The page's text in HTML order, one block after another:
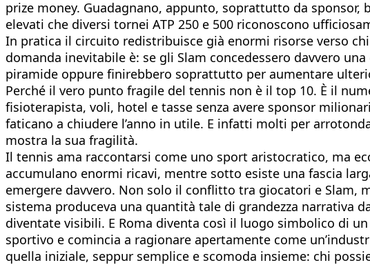
prize money. Guadagnano, appunto, soprattutto da
elevati che diversi tornei ATP 250 e 500 riconoscono
In pratica il circuito redistribuisce già enormi risorse verso
domanda inevitabile è: se gli Slam concedessero davvero
piramide oppure finirebbero soprattutto per aumentare
Perché il vero punto fragile del tennis non è il top 10. È il
fisioterapista, voli, hotel e tasse senza avere sponsor
faticano a chiudere l’anno in utile. E infatti molti per
mostra la sua fragilità.
Il tennis ama raccontarsi come uno sport aristocratico, ma
accumulano enormi ricavi, mentre sotto esiste una fascia
emergere davvero. Non solo il conflitto tra giocatori e Slam,
sistema produceva una quantità tale di grandezza narrativa
diventate visibili. E Roma diventa così il luogo simbolico di
sportivo e comincia a ragionare apertamente come
quella iniziale, seppur semplice e scomoda insieme: chi